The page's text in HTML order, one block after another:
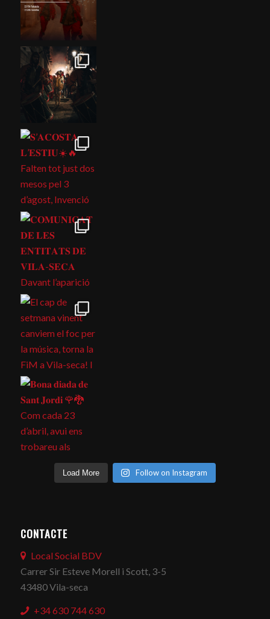
Load More Follow on Instagram
CONTACTE
Local Social BDV
Carrer Sir Esteve Morell i Scott, 3-5
43480 Vila-seca
+34 630 744 630